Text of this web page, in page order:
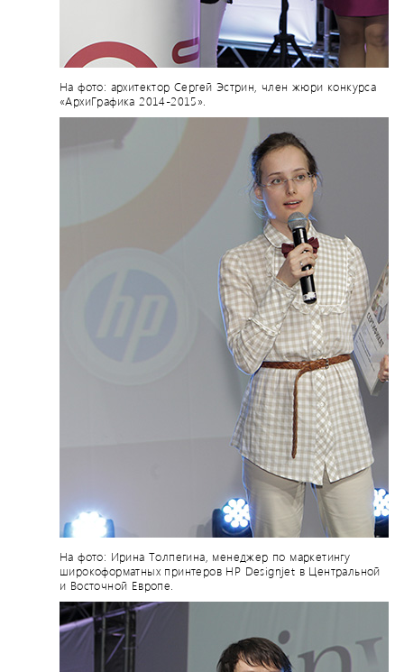
На фото: архитектор Сергей Эстрин, член жюри конкурса
«АрхиГрафика 2014-2015».
На фото: Ирина Толпегина, менеджер по маркетингу
широкоформатных принтеров HP Designjet в Центральной
и Восточной Европе.